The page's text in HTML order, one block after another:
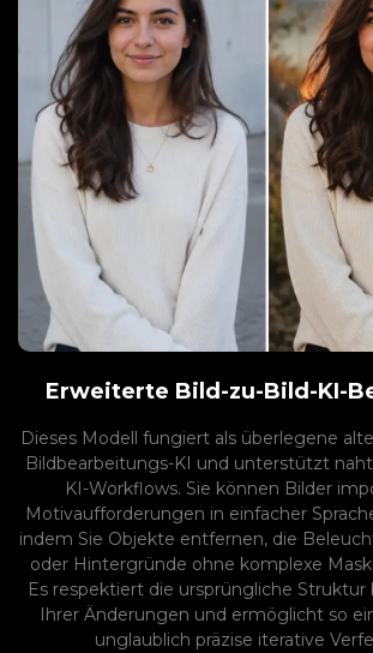
Erweiterte Bild-zu-Bild-KI-
Dieses Modell fungiert als überlegene
Bildbearbeitungs-KI und unterstützt
KI-Workflows. Sie können Bilder
Motivaufforderungen in einfacher
indem Sie Objekte entfernen, die
oder Hintergründe ohne komplexe
Es respektiert die ursprüngliche
Ihrer Änderungen und ermöglicht so
unglaublich präzise iterative